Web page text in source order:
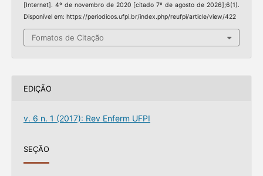
[Internet]. 4º de novembro de 2020 [citado 7º de agosto de 2026];6(1).
Disponível em: https://periodicos.ufpi.br/index.php/reufpi/article/view/422
Fomatos de Citação
EDIÇÃO
v. 6 n. 1 (2017): Rev Enferm UFPI
SEÇÃO